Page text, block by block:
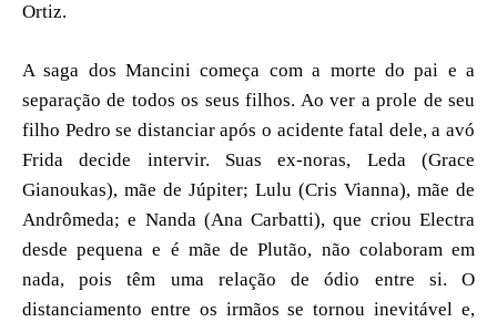
Ortiz.
A saga dos Mancini começa com a morte do pai e a
separação de todos os seus filhos. Ao ver a prole de seu
filho Pedro se distanciar após o acidente fatal dele, a avó
Frida decide intervir. Suas ex-noras, Leda (Grace
Gianoukas), mãe de Júpiter; Lulu (Cris Vianna), mãe de
Andrômeda; e Nanda (Ana Carbatti), que criou Electra
desde pequena e é mãe de Plutão, não colaboram em
nada, pois têm uma relação de ódio entre si. O
distanciamento entre os irmãos se tornou inevitável e,